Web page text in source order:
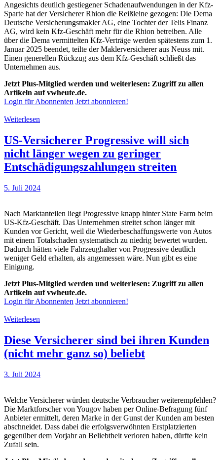
Angesichts deutlich gestiegener Schadenaufwendungen in der Kfz-
Sparte hat der Versicherer Rhion die Reißleine gezogen: Die Dema
Deutsche Versicherungsmakler AG, eine Tochter der Telis Finanz
AG, wird kein Kfz-Geschäft mehr für die Rhion betreiben. Alle
über die Dema vermittelten Kfz-Verträge werden spätestens zum 1.
Januar 2025 beendet, teilte der Maklerversicherer aus Neuss mit.
Einen generellen Rückzug aus dem Kfz-Geschäft schließt das
Unternehmen aus.
Jetzt Plus-Mitglied werden und weiterlesen: Zugriff zu allen
Artikeln auf vwheute.de.
Login für Abonnenten Jetzt abonnieren!
Weiterlesen
US-Versicherer Progressive will sich
nicht länger wegen zu geringer
Entschädigungszahlungen streiten
5. Juli 2024
Nach Marktanteilen liegt Progressive knapp hinter State Farm beim
US-Kfz-Geschäft. Das Unternehmen streitet schon länger mit
Kunden vor Gericht, weil die Wiederbeschaffungswerte von Autos
mit einem Totalschaden systematisch zu niedrig bewertet wurden.
Dadurch hätten viele Fahrzeughalter von Progressive deutlich
weniger Geld erhalten, als angemessen wäre. Nun gibt es eine
Einigung.
Jetzt Plus-Mitglied werden und weiterlesen: Zugriff zu allen
Artikeln auf vwheute.de.
Login für Abonnenten Jetzt abonnieren!
Weiterlesen
Diese Versicherer sind bei ihren Kunden
(nicht mehr ganz so) beliebt
3. Juli 2024
Welche Versicherer würden deutsche Verbraucher weiterempfehlen?
Die Marktforscher von Yougov haben per Online-Befragung fünf
Anbieter ermittelt, deren Marke in der Gunst der Kunden am besten
abschneidet. Dass dabei die erfolgsverwöhnten Erstplatzierten
gegenüber dem Vorjahr an Beliebtheit verloren haben, dürfte kein
Zufall sein.